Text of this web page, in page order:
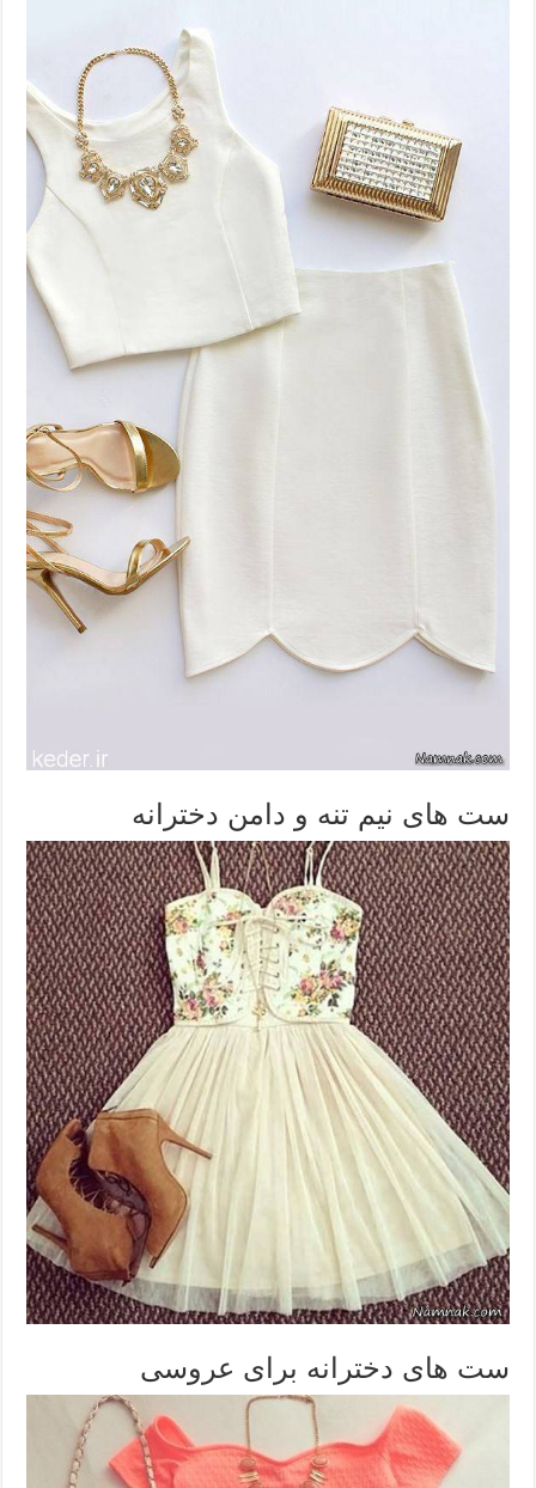
ست های نیم تنه و دامن دخترانه
ست های دخترانه برای عروسی